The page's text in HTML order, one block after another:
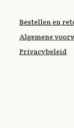
Bestellen en
Algemene
Privacybeleid